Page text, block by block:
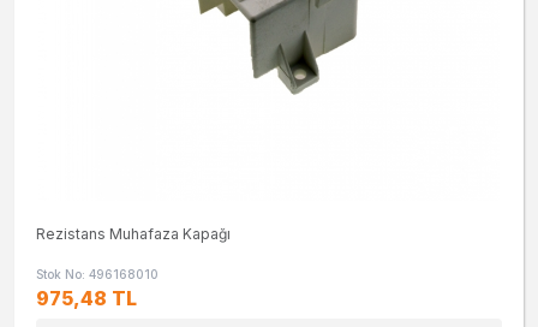
Rezistans Muhafaza Kapağı
Stok No: 496168010
975,48 TL